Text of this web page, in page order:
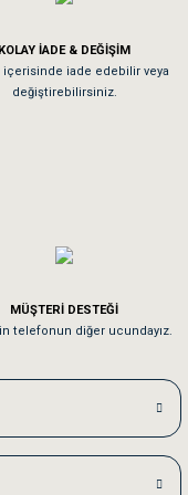
olması iyi.
Jack russell köpeğim
KOLAY İADE & DEĞİŞİM
içerisinde iade edebilir veya
değiştirebilirsiniz.
MÜŞTERİ DESTEĞİ
telefonun diğer ucundayız.